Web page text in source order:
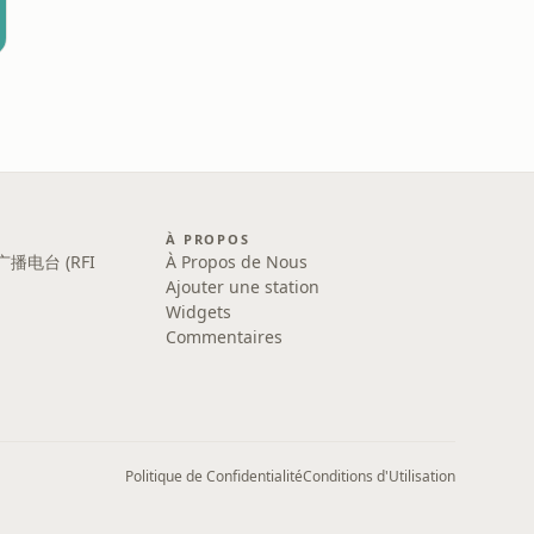
播电台 (RFI
À PROPOS
À Propos de Nous
Ajouter une station
Widgets
Commentaires
Politique de ConfidentialitéConditions d'Utilisation